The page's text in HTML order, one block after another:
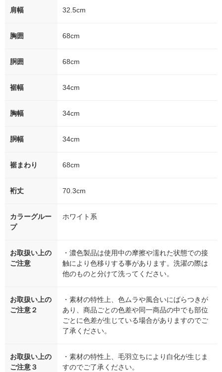
肩幅 32.5cm
胸囲 68cm
胴囲 68cm
裾幅 34cm
胸幅 34cm
胴幅 34cm
裾まわり 68cm
裄丈 70.3cm
カラーグルー
プ
ホワイト系
お取扱い上の
ご注意
・濃色製品は使用中の摩擦や濡れた状態での接
触により色移りする事があります。洗濯の際は
他のものと分けて洗ってください。
お取扱い上の
ご注意２
・素材の特性上、色ムラや風合いにばらつきが
あり、商品ごとの色差や同一商品の中でも部位
ごとに色差が生じている場合がありますのでご
了承ください。
お取扱い上の
ご注意３
・素材の特性上、毛羽立ちにより白化が生じま
すのでご了承ください。